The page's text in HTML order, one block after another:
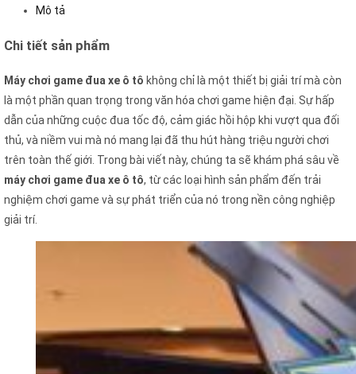
Mô tả
Chi tiết sản phẩm
Máy chơi game đua xe ô tô không chỉ là một thiết bị giải trí mà còn
là một phần quan trọng trong văn hóa chơi game hiện đại. Sự hấp
dẫn của những cuộc đua tốc độ, cảm giác hồi hộp khi vượt qua đối
thủ, và niềm vui mà nó mang lại đã thu hút hàng triệu người chơi
trên toàn thế giới. Trong bài viết này, chúng ta sẽ khám phá sâu về
máy chơi game đua xe ô tô, từ các loại hình sản phẩm đến trải
nghiệm chơi game và sự phát triển của nó trong nền công nghiệp
giải trí.